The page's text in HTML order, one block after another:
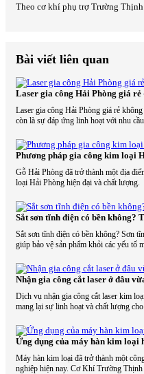
Theo cơ khí phụ trợ Trường
Bài viết liên quan
Laser gia công Hải Phòng giá
Laser gia công Hải Phòng giá rẻ
còn là sự đáp ứng linh hoạt với nhu
Phương pháp gia công kim loại
Gỗ Hải Phòng đã trở thành một địa
loại Hải Phòng hiện đại và chất lượng.
Sắt sơn tĩnh điện có bền không?
Sắt sơn tĩnh điện có bền không? Sơn
giúp bảo vệ sản phẩm khỏi các yếu tố
Nhận gia công cắt laser ở đâu
Dịch vụ nhận gia công cắt laser kim
mang lại sự linh hoạt và chất lượng cho
Ứng dụng của máy hàn kim loại
Máy hàn kim loại đã trở thành một
nghiệp hiện nay. Cơ Khí Trường